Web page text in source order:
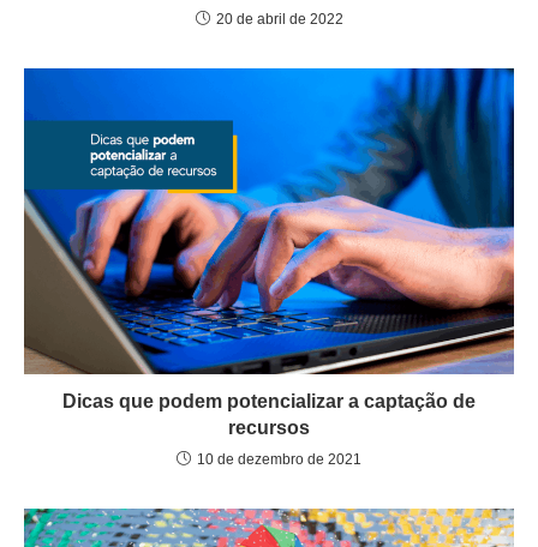
20 de abril de 2022
Dicas que podem potencializar a captação de
recursos
10 de dezembro de 2021